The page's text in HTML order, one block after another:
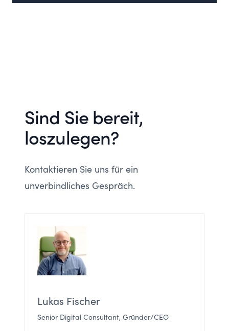
Sind Sie bereit,
loszulegen?
Kontaktieren Sie uns für ein
unverbindliches Gespräch.
Lukas Fischer
Senior Digital Consultant, Gründer/CEO